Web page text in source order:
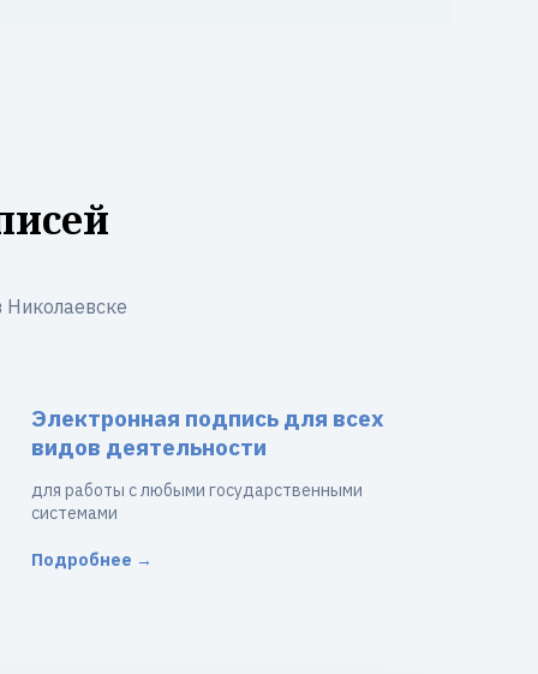
Электронная подпись для всех
видов деятельности
для работы с любыми государственными
системами
Подробнее →